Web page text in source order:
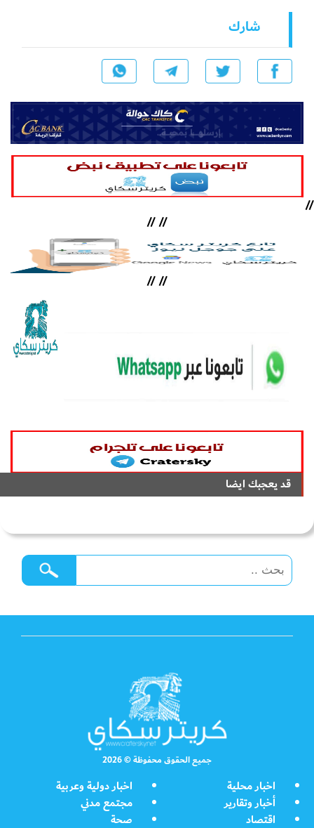
شارك
//
//
//
//
//
قد يعجبك ايضا
جميع الحقوق محفوظة © 2026
اخبار محلية
اخبار دولية وعربية
أخبار وتقارير
مجتمع مدني
اقتصاد
صحة